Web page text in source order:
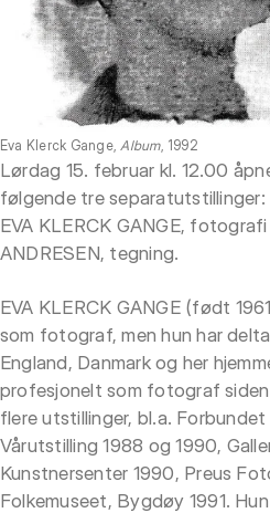
Eva Klerck Gange, Album, 1992
Lørdag 15. februar kl. 12.00
følgende tre separatutstillinger:
EVA KLERCK GANGE,
ANDRESEN, tegning.
EVA KLERCK GANGE (født
som fotograf, men hun har
England, Danmark og her
profesjonelt som fotograf
flere utstillinger, bl.a.
Vårutstilling 1988 og 1990,
Kunstnersenter 1990, Preus
Folkemuseet, Bygdøy 1991.